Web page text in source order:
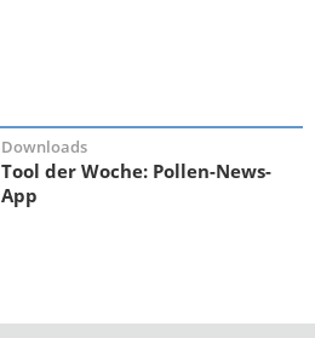
Downloads
Tool der Woche: Pollen-News-
App